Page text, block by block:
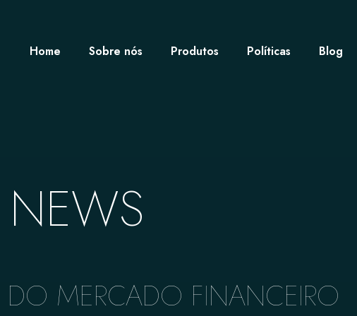
Home Sobre nós Produtos Políticas Blog
MERCADO FINANCEIRO